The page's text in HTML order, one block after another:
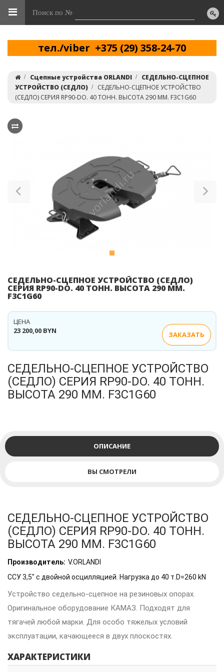
Поиск по №
тел./viber +375 (29) 358-24-70
Сцепные устройства ORLANDI
СЕДЕЛЬНО-СЦЕПНОЕ
УСТРОЙСТВО (СЕДЛО)
СЕДЕЛЬНО-СЦЕПНОЕ УСТРОЙСТВО
(СЕДЛО) СЕРИЯ RP90-DO. 40 ТОНН. ВЫСОТА 290 ММ. F3C1G60
Previous
СЕДЕЛЬНО-СЦЕПНОЕ УСТРОЙСТВО (СЕДЛО)
СЕРИЯ RP90-DO. 40 ТОНН. ВЫСОТА 290 ММ.
F3C1G60
23 200,00 BYN
ЦЕНА
ЗАКАЗАТЬ
СЕДЕЛЬНО-СЦЕПНОЕ УСТРОЙСТВО
(СЕДЛО) СЕРИЯ RP90-DO. 40 ТОНН.
ВЫСОТА 290 ММ. F3C1G60
ОПИСАНИЕ
ВЫ СМОТРЕЛИ
СЕДЕЛЬНО-СЦЕПНОЕ УСТРОЙСТВО
(СЕДЛО) СЕРИЯ RP90-DO. 40 ТОНН.
ВЫСОТА 290 ММ. F3C1G60
Производитель: V.ORLANDI
ССУ 3,5" с двойной осцилляцией. Нагрузка до 40 т.D=260 kN
Устройство седельно-сцепное на резиновых опорах.
Оригинальное оборудование КАМАЗ. Подходят для
тягачей любой марки. Для особо тяжелых условий
эксплуатации, качающееся в двух плоскостях.
ХАРАКТЕРИСТИКИ